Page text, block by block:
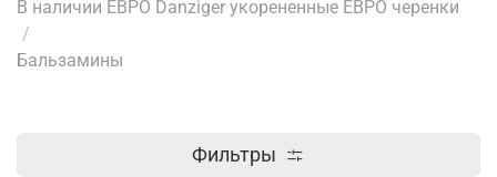
В наличии ЕВРО Danziger укорененные ЕВРО черенки
Бальзамины
Фильтры